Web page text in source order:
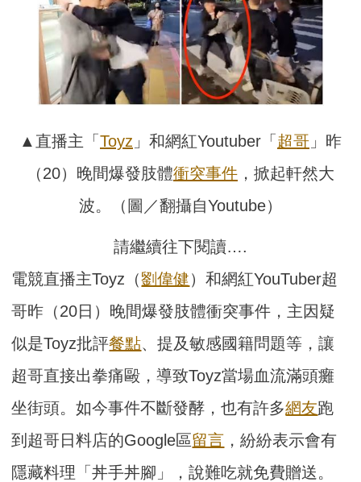
▲直播主「Toyz 」和網紅Youtuber「超哥 」昨
（20）晚間爆發肢體衝突事件 ，掀起軒然大
波。（圖／翻攝自Youtube）
請繼續往下閱讀….
電競直播主Toyz（劉偉健）和網紅YouTuber超
哥昨（20日）晚間爆發肢體衝突事件，主因疑
似是Toyz批評餐點、提及敏感國籍問題等，讓
超哥直接出拳痛毆，導致Toyz當場血流滿頭癱
坐街頭。如今事件不斷發酵，也有許多網友跑
到超哥日料店的Google區留言 ，紛紛表示會有
隱藏料理「丼手丼腳」，說難吃就免費贈送。